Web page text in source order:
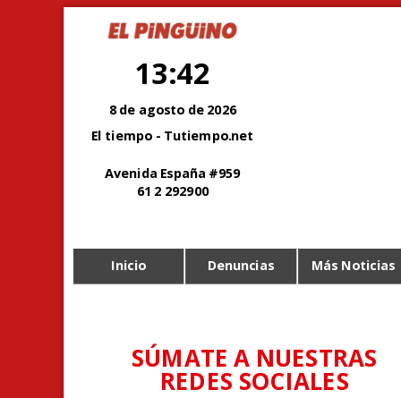
13:42
8 de agosto de 2026
El tiempo - Tutiempo.net
Avenida España #959
61 2 292900
Inicio Denuncias Más Noticias
SÚMATE A NUESTRAS
REDES SOCIALES